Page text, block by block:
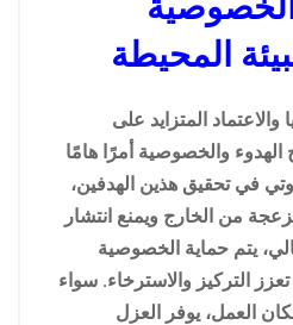
المحيطة
المتزايد على
الهدوء والخصوصية أمرًا هامًا
في تحقيق هذين الهدفين،
من الخارج ويمنع انتشار
يتم حماية الخصوصية
تعزز التركيز والاسترخاء. سواء
العمل، يوفر العزل